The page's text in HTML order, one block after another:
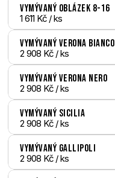
Vymývaný Oblázek 8-16
1 611 Kč / ks
Vymývaný Verona bianco
2 908 Kč / ks
Vymývaný Verona nero
2 908 Kč / ks
Vymývaný Sicilia
2 908 Kč / ks
Vymývaný Gallipoli
2 908 Kč / ks